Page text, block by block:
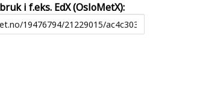
i f.eks. EdX (OsloMetX):